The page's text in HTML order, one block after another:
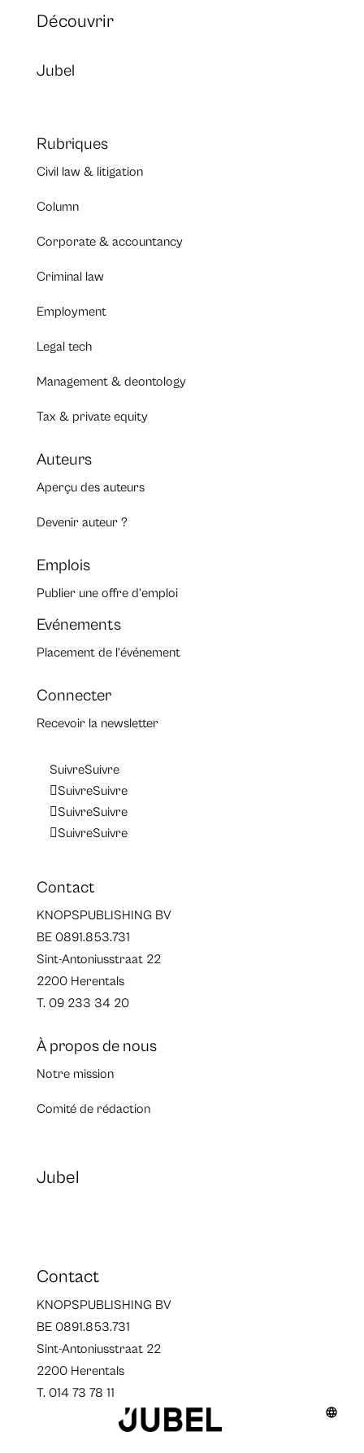
Découvrir
Jubel
Rubriques
Civil law & litigation
Column
Corporate & accountancy
Criminal law
Employment
Legal tech
Management & deontology
Tax & private equity
Auteurs
Aperçu des auteurs
Devenir auteur ?
Emplois
Publier une offre d’emploi
Evénements
Placement de l’événement
Connecter
Recevoir la newsletter
SuivreSuivre
SuivreSuivre
SuivreSuivre
SuivreSuivre
Contact
KNOPSPUBLISHING BV
BE 0891.853.731
Sint-Antoniusstraat 22
2200 Herentals
T. 09 233 34 20
À propos de nous
Notre mission
Comité de rédaction
Jubel
Contact
KNOPSPUBLISHING BV
BE 0891.853.731
Sint-Antoniusstraat 22
2200 Herentals
T. 014 73 78 11